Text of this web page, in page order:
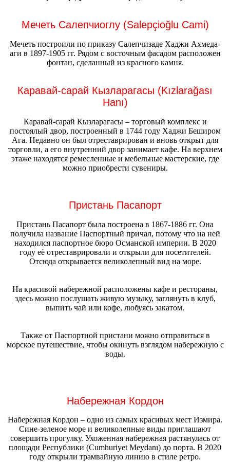
Мечеть Салепчиоглу (Salepçioğlu Cami)
Мечеть построили по приказу Салепчизаде Хаджи Ахмеда-
аги в 1897-1905 гг. Рядом с восточным фасадом расположен
фонтан, сделанный из красного камня.
Каравай-сарай Кызларагасы (Kızlarağası
Hanı)
Каравай-сарай Кызларагасы – торговый комплекс и
постоялый двор, построенный в 1744 году Хаджи Беширом
Ага. Недавно он был отреставрирован и вновь открыт для
торговли, а его внутренний двор занимает кафе. На верхнем
этаже находятся ремесленные и мебельные мастерские, где
можно приобрести сувениры.
Пристань Пасапорт
Пристань Пасапорт была построена в 1867-1886 гг. Она
получила название Паспортный причал, потому что на ней
находился паспортное бюро Османской империи. В 2020
году её отреставрировали и открыли для посетителей.
Отсюда открывается великолепный вид на море.
На красивой набережной расположены кафе и рестораны,
здесь можно послушать живую музыку, заглянуть в клуб,
выпить чай или кофе, любуясь закатом.
Также от Паспортной пристани можно отправиться в
морское путешествие, чтобы окинуть взглядом набережную с
воды.
Набережная Кордон
Набережная Кордон – одно из самых красивых мест Измира.
Сине-зеленое море и великолепные виды приглашают
совершить прогулку. Ухоженная набережная растянулась от
площади Республики (Cumhuriyet Meydanı) до порта. В 2020
году открыли трамвайную линию в стиле ретро.